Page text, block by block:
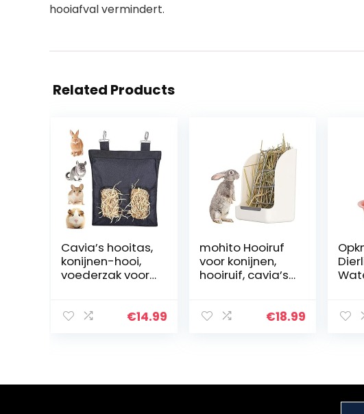
hooiafval vermindert.
Related Products
Cavia’s hooitas,
konijnen-hooi,
voederzak voor
hamster Pet€14.99
mohito Hooiruf
voor konijnen,
hooiruif, cavia’s,
hamstervoer,
voor konijnen,
€18.99
Kat